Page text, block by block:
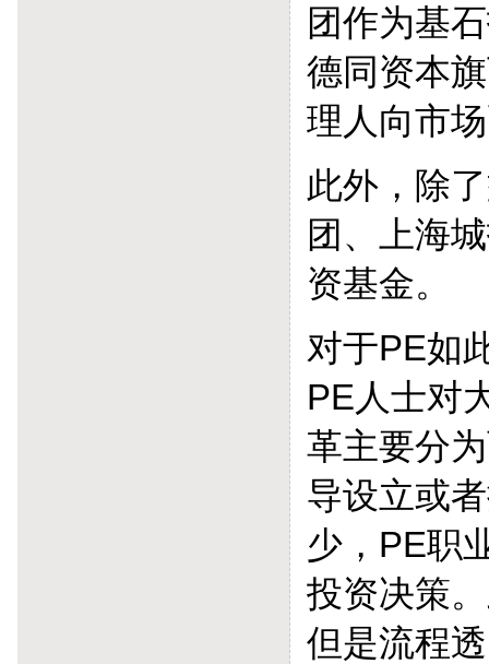
团作为基
德同资本
理人向市
此外，除
团、上海
资基金。
对于PE如
PE人士对
革主要分
导设立或
少，PE职
投资决策
但是流程